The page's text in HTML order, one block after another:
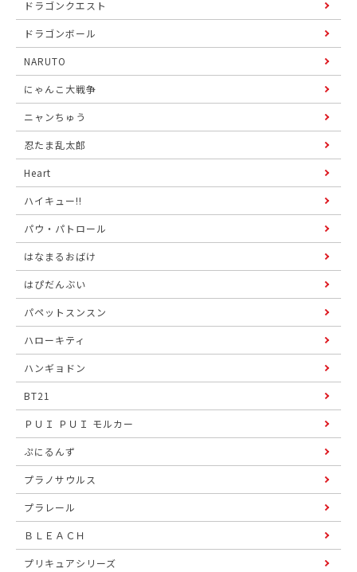
ドラゴンクエスト
ドラゴンボール
NARUTO
にゃんこ大戦争
ニャンちゅう
忍たま乱太郎
Heart
ハイキュー!!
パウ・パトロール
はなまるおばけ
はぴだんぶい
パペットスンスン
ハローキティ
ハンギョドン
BT21
ＰＵＩ ＰＵＩ モルカー
ぷにるんず
プラノサウルス
プラレール
ＢＬＥＡＣＨ
プリキュアシリーズ